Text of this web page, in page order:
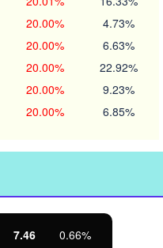
20.00% 4.73%
20.00% 6.63%
20.00% 22.92%
20.00% 9.23%
20.00% 6.85%
7.46 0.66%